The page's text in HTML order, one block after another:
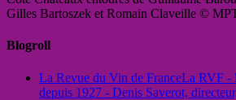
Gilles Bartoszek et Romain Claveille ©
Blogroll
La Revue du Vin de FranceLa RVF -
depuis 1927 - Denis Saverot,